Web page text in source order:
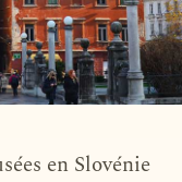
en Slovénie